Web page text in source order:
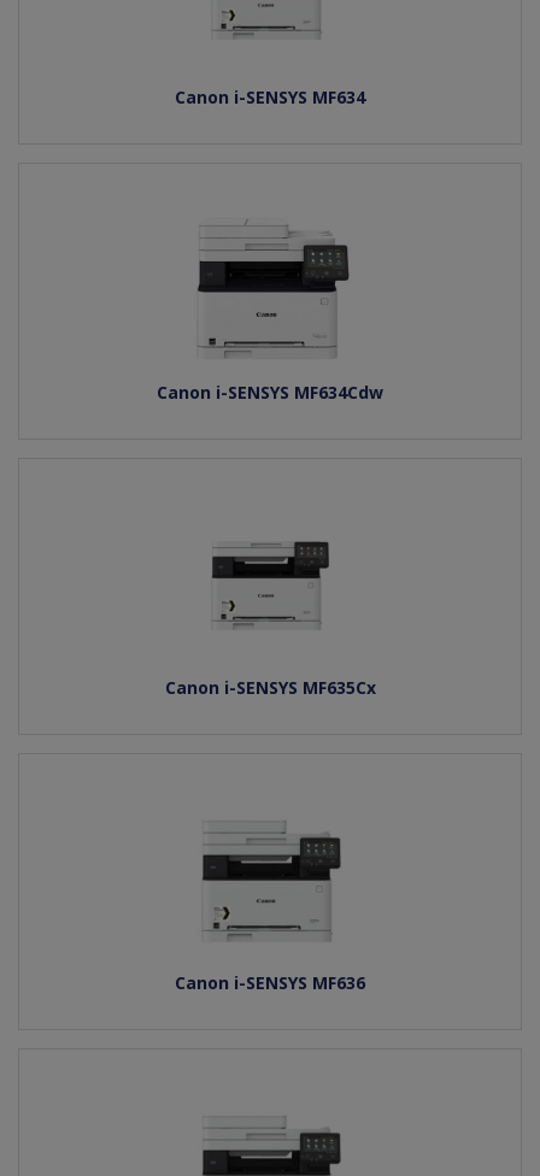
Canon i-SENSYS MF634
Canon i-SENSYS MF634Cdw
Canon i-SENSYS MF635Cx
Canon i-SENSYS MF636